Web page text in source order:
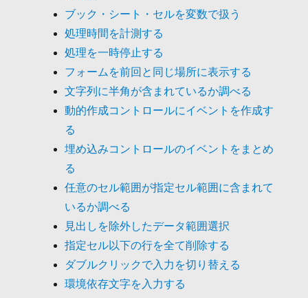
ブック・シート・セルを変数で扱う
処理時間を計測する
処理を一時停止する
フォームを前回と同じ場所に表示する
文字列に半角が含まれているか調べる
動的作成コントロールにイベントを作成す
る
埋め込みコントロールのイベントをまとめ
る
任意のセル範囲が指定セル範囲に含まれて
いるか調べる
見出しを除外したデータ範囲選択
指定セル以下の行を全て削除する
ダブルクリックで入力を切り替える
環境依存文字を入力する